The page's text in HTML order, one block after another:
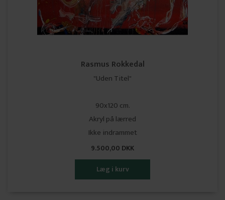
Rasmus Rokkedal
"Uden Titel"
90x120 cm.
Akryl på lærred
Ikke indrammet
9.500,00 DKK